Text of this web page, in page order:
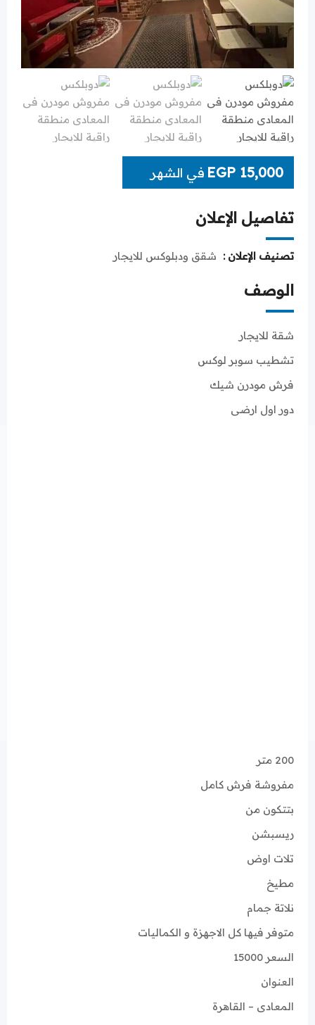
EGP 15,000 في الشهر
تفاصيل الإعلان
تصنيف الإعلان : شقق ودبلوكس للايجار
الوصف
شقة للايجار
تشطيب سوبر لوكس
فرش مودرن شيك
دور اول ارضى
200 متر
مفروشة فرش كامل
بتتكون من
ريسبشن
تلات اوض
مطيخ
نلاتة جمام
متوفر فيها كل الاجهزة و الكماليات
السعر 15000
العنوان
المعادى – القاهرة